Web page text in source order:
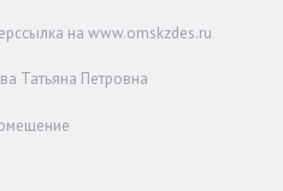
на www.omskzdes.ru
Татьяна Петровна